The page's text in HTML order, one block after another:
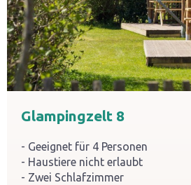
Glampingzelt 8
Geeignet für 4 Personen
Haustiere nicht erlaubt
Zwei Schlafzimmer